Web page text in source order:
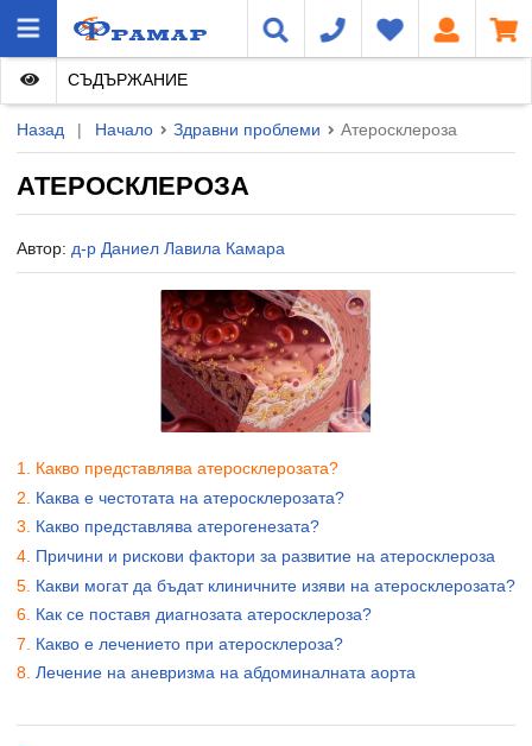
Назад | Начало Здравни проблеми Атеросклероза
АТЕРОСКЛЕРОЗА
Автор: д-р Даниел Лавила Камара
СЪДЪРЖАНИЕ
Какво представлява атеросклерозата?
Каква е честотата на атеросклерозата?
Какво представлява атерогенезата?
Причини и рискови фактори за развитие на атеросклероза
Какви могат да бъдат клиничните изяви на атеросклерозата?
Как се поставя диагнозата атеросклероза?
Какво е лечението при атеросклероза?
Лечение на аневризма на абдоминалната аорта